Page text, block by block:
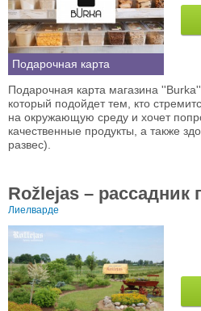
Подарочная карта
Подарочная карта магазина
который подойдет тем, кто
на окружающую среду и хочет
качественные продукты, а также
развес).
Rožlejas – рассадник
Лиелварде